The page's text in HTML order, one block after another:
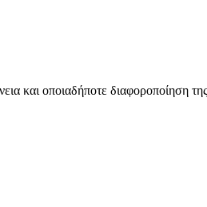
και οποιαδήποτε διαφοροποίηση